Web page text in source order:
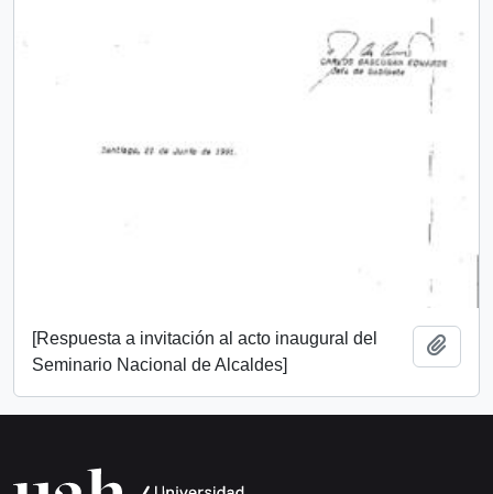
[Respuesta a invitación al acto inaugural del
Seminario Nacional de Alcaldes]